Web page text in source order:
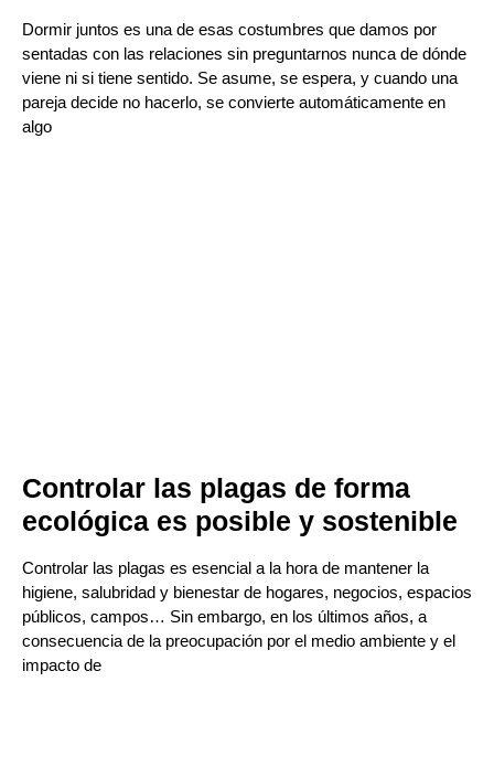
Dormir juntos es una de esas costumbres que damos por
sentadas con las relaciones sin preguntarnos nunca de dónde
viene ni si tiene sentido. Se asume, se espera, y cuando una
pareja decide no hacerlo, se convierte automáticamente en
algo
Controlar las plagas de forma
ecológica es posible y sostenible
Controlar las plagas es esencial a la hora de mantener la
higiene, salubridad y bienestar de hogares, negocios, espacios
públicos, campos… Sin embargo, en los últimos años, a
consecuencia de la preocupación por el medio ambiente y el
impacto de